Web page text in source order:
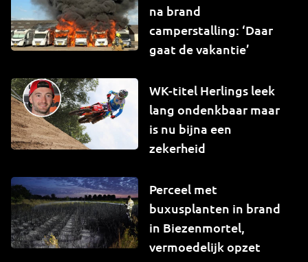
na brand
camperstalling: ‘Daar
gaat de vakantie’
WK-titel Herlings leek
lang ondenkbaar maar
is nu bijna een
zekerheid
Perceel met
buxusplanten in brand
in Biezenmortel,
vermoedelijk opzet